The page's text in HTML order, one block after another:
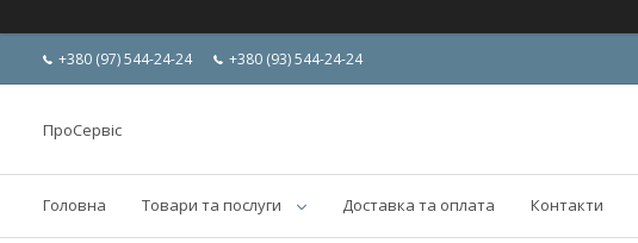
+380 (97) 544-24-24 +380 (93) 544-24-24
ПроСервіс
Головна Товари та послуги Доставка та оплата Контакти